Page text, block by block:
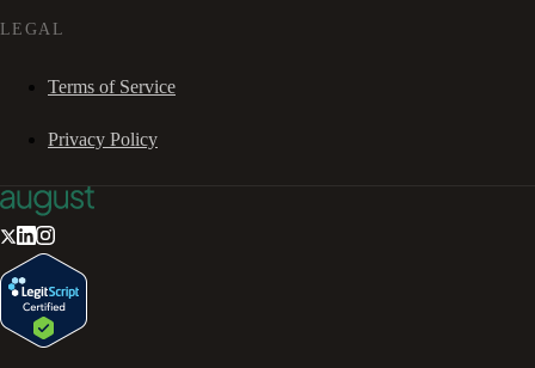
LEGAL
Terms of Service
Privacy Policy